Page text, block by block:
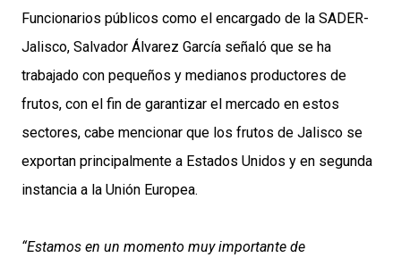
Funcionarios públicos como el encargado de la SADER-
Jalisco, Salvador Álvarez García señaló que se ha
trabajado con pequeños y medianos productores de
frutos, con el fin de garantizar el mercado en estos
sectores, cabe mencionar que los frutos de Jalisco se
exportan principalmente a Estados Unidos y en segunda
instancia a la Unión Europea.
“Estamos en un momento muy importante de